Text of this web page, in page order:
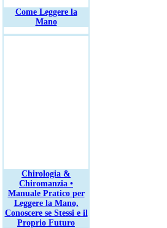
Come Leggere la
Mano
Chirologia &
Chiromanzia •
Manuale Pratico per
Leggere la Mano,
Conoscere se Stessi e il
Proprio Futuro